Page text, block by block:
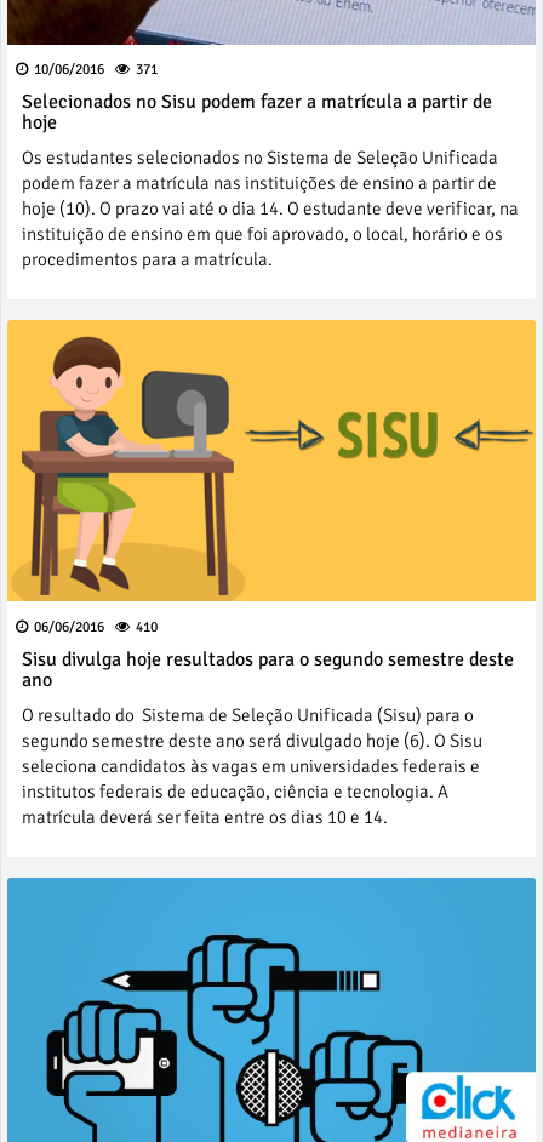
10/06/2016 371
Selecionados no Sisu podem fazer a matrícula a partir de
hoje
Os estudantes selecionados no Sistema de Seleção Unificada
podem fazer a matrícula nas instituições de ensino a partir de
hoje (10). O prazo vai até o dia 14. O estudante deve verificar, na
instituição de ensino em que foi aprovado, o local, horário e os
procedimentos para a matrícula.
06/06/2016 410
Sisu divulga hoje resultados para o segundo semestre deste
ano
O resultado do Sistema de Seleção Unificada (Sisu) para o
segundo semestre deste ano será divulgado hoje (6). O Sisu
seleciona candidatos às vagas em universidades federais e
institutos federais de educação, ciência e tecnologia. A
matrícula deverá ser feita entre os dias 10 e 14.